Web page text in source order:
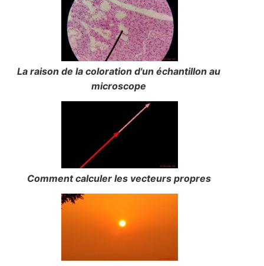
La raison de la coloration d'un échantillon au
microscope
Comment calculer les vecteurs propres